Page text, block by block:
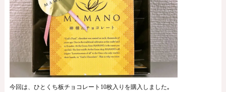
今回は、ひとくち板チョコレート10枚入りを購入しました｡